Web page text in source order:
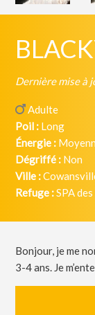
Dernière mise à
Adulte
Poil : Long
Énergie :
Dégriffé : Non
Ville :
Refuge :SPA
Bonjour, je me
3-4 ans. Je